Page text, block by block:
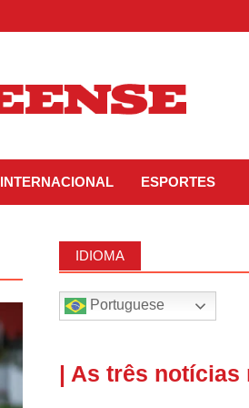
INTERNACIONAL ESPORTES
IDIOMA
Portuguese
| As três notícias